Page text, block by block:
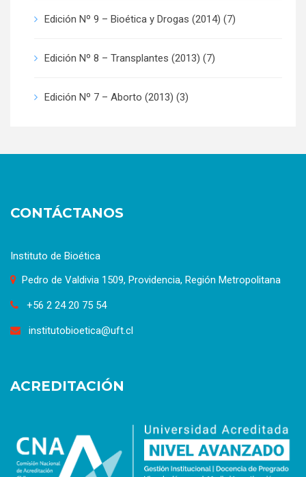
Edición Nº 9 – Bioética y Drogas (2014) (7)
Edición Nº 8 – Transplantes (2013) (7)
Edición Nº 7 – Aborto (2013) (3)
CONTÁCTANOS
Instituto de Bioética
Pedro de Valdivia 1509, Providencia, Región Metropolitana
+56 2 24 20 75 54
institutobioetica@uft.cl
ACREDITACIÓN